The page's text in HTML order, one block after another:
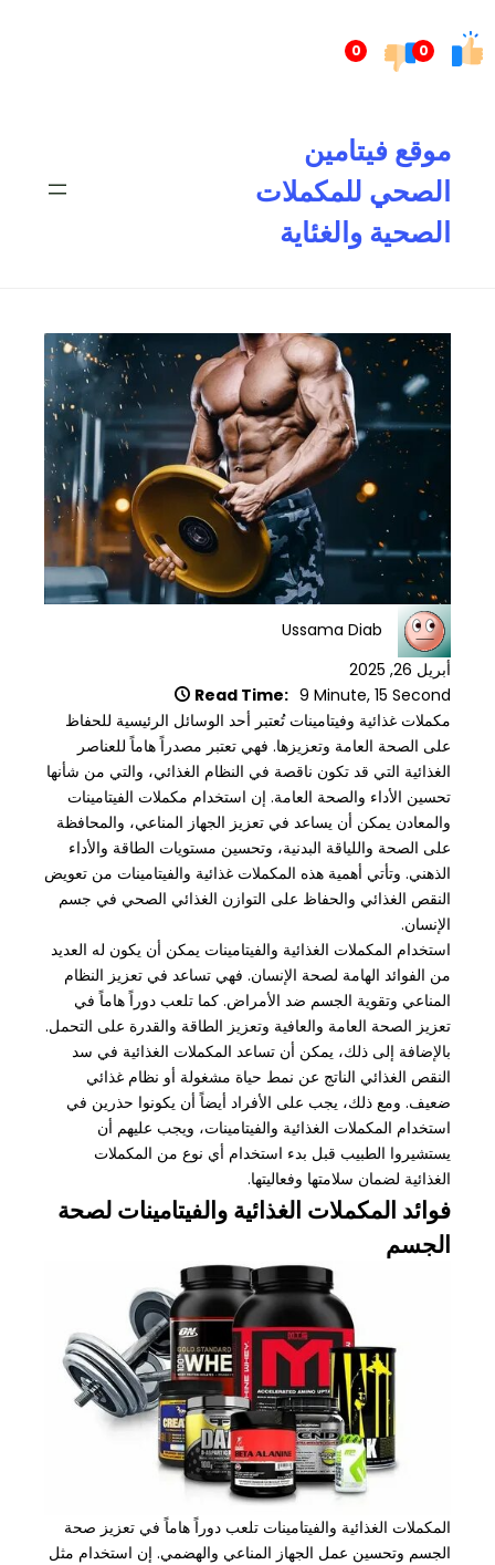
0
0إلى
موقع فيتامين
الصحي للمكملات
الصحية والغئاية
Ussama Diab
أبريل 26, 2025
Read Time: 9 Minute, 15 Second
مكملات غذائية وفيتامينات تُعتبر أحد الوسائل الرئيسية للحفاظ
على الصحة العامة وتعزيزها. فهي تعتبر مصدراً هاماً للعناصر
الغذائية التي قد تكون ناقصة في النظام الغذائي، والتي من شأنها
تحسين الأداء والصحة العامة. إن استخدام مكملات الفيتامينات
والمعادن يمكن أن يساعد في تعزيز الجهاز المناعي، والمحافظة
على الصحة واللياقة البدنية، وتحسين مستويات الطاقة والأداء
الذهني. وتأتي أهمية هذه المكملات غذائية والفيتامينات من تعويض
النقص الغذائي والحفاظ على التوازن الغذائي الصحي في جسم
الإنسان.
استخدام المكملات الغذائية والفيتامينات يمكن أن يكون له العديد
من الفوائد الهامة لصحة الإنسان. فهي تساعد في تعزيز النظام
المناعي وتقوية الجسم ضد الأمراض. كما تلعب دوراً هاماً في
تعزيز الصحة العامة والعافية وتعزيز الطاقة والقدرة على التحمل.
بالإضافة إلى ذلك، يمكن أن تساعد المكملات الغذائية في سد
النقص الغذائي الناتج عن نمط حياة مشغولة أو نظام غذائي
ضعيف. ومع ذلك، يجب على الأفراد أيضاً أن يكونوا حذرين في
استخدام المكملات الغذائية والفيتامينات، ويجب عليهم أن
يستشيروا الطبيب قبل بدء استخدام أي نوع من المكملات
الغذائية لضمان سلامتها وفعاليتها.
فوائد المكملات الغذائية والفيتامينات لصحة
الجسم
المكملات الغذائية والفيتامينات تلعب دوراً هاماً في تعزيز صحة
الجسم وتحسين عمل الجهاز المناعي والهضمي. إن استخدام مثل